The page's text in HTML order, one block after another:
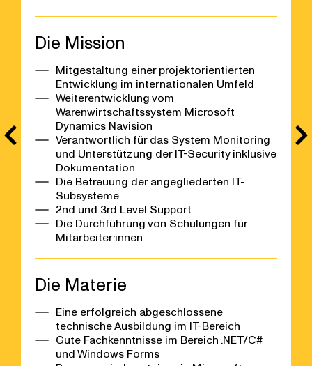
Die Mission
Mitgestaltung einer projektorientierten
Entwicklung im internationalen Umfeld
Weiterentwicklung vom
Warenwirtschaftssystem Microsoft
Dynamics Navision
Verantwortlich für das System Monitoring
und Unterstützung der IT-Security inklusive
Dokumentation
Die Betreuung der angegliederten IT-
Subsysteme
2nd und 3rd Level Support
Die Durchführung von Schulungen für
Mitarbeiter:innen
Die Materie
Eine erfolgreich abgeschlossene
technische Ausbildung im IT-Bereich
Gute Fachkenntnisse im Bereich .NET/C#
und Windows Forms